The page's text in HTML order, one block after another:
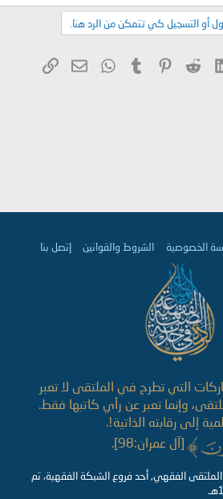
أو التسجيل كي تتمكن من الرد هنا.
LinkedIn
Reddit
Pinterest
Tumblr
WhatsApp
البريد
الخصوصية الشروط والقوانين إتصل بنا
التي تطرح في الملتقى لا تعبر
وإنما تعبر عن رأي كاتبها فقط.
إلى رقابته الذاتية!.
[آل عمران:98].
الفقهي, أحد فروع الشبكة الفقهية، تم